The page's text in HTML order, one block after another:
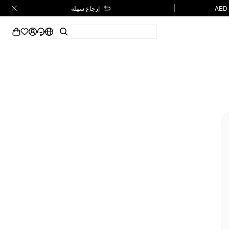
إرجاع سهلة